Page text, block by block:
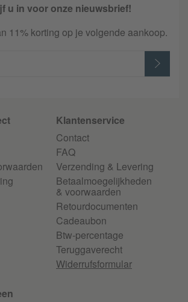
u in voor onze nieuwsbrief!
11% korting op je volgende aankoop.
Klantenservice
Contact
FAQ
Verzending & Levering
Betaalmoegelijkheden
& voorwaarden
Retourdocumenten
Cadeaubon
Btw-percentage
Teruggaverecht
Widerrufsformular